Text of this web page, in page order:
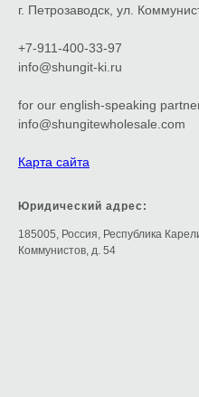
г. Петрозаводск, ул.
+7-911-400-33-97
info@shungit-ki.ru
for our english-speaking
info@shungitewholesale.com
Карта сайта
Юридический адрес:
185005, Россия, Республика
Коммунистов, д. 54